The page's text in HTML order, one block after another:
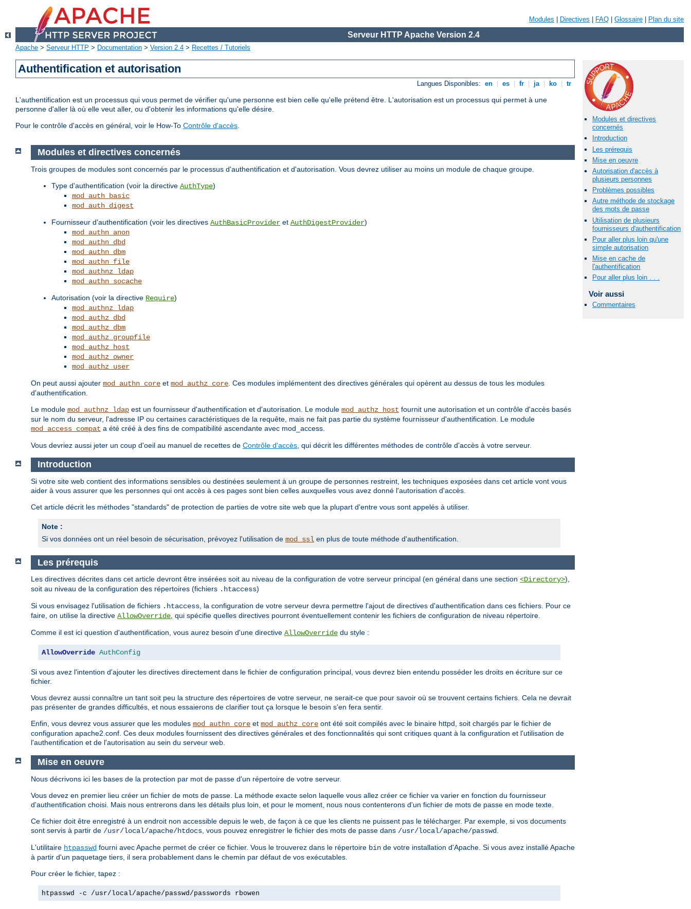
Modules Directives FAQ Glossaire Plan du site
Serveur HTTP Apache Version 2.4
Apache > Serveur HTTP > Documentation > Version 2.4 > Recettes / Tutoriels
Authentification et autorisation
Langues Disponibles: en es fr ja ko tr
L'authentification est un processus qui vous permet de vérifier qu'une personne est bien celle qu'elle prétend être. L'autorisation est un processus qui permet à une
personne d'aller là où elle veut aller, ou d'obtenir les informations qu'elle désire.
Pour le contrôle d'accès en général, voir le How-To Contrôle d'accès.
Modules et directives
concernés
Introduction
Les prérequis
Mise en oeuvre
Autorisation d'accès à
plusieurs personnes
Problèmes possibles
Autre méthode de stockage
des mots de passe
Utilisation de plusieurs
fournisseurs d'authentification
Pour aller plus loin qu'une
simple autorisation
Mise en cache de
l'authentification
Pour aller plus loin . . .
Voir aussi
Commentaires
Modules et directives concernés
Trois groupes de modules sont concernés par le processus d'authentification et d'autorisation. Vous devrez utiliser au moins un module de chaque groupe.
Type d'authentification (voir la directive AuthType)
mod_auth_basic
mod_auth_digest
Fournisseur d'authentification (voir les directives AuthBasicProvider et AuthDigestProvider)
mod_authn_anon
mod_authn_dbd
mod_authn_dbm
mod_authn_file
mod_authnz_ldap
mod_authn_socache
Autorisation (voir la directive Require)
mod_authnz_ldap
mod_authz_dbd
mod_authz_dbm
mod_authz_groupfile
mod_authz_host
mod_authz_owner
mod_authz_user
On peut aussi ajouter mod_authn_core et mod_authz_core . Ces modules implémentent des directives générales qui opèrent au dessus de tous les modules
d'authentification.
Le module mod_authnz_ldap est un fournisseur d'authentification et d'autorisation. Le module mod_authz_host fournit une autorisation et un contrôle d'accès basés
sur le nom du serveur, l'adresse IP ou certaines caractéristiques de la requête, mais ne fait pas partie du système fournisseur d'authentification. Le module
mod_access_compat a été créé à des fins de compatibilité ascendante avec mod_access.
Vous devriez aussi jeter un coup d'oeil au manuel de recettes de Contrôle d'accès , qui décrit les différentes méthodes de contrôle d'accès à votre serveur.
Introduction
Si votre site web contient des informations sensibles ou destinées seulement à un groupe de personnes restreint, les techniques exposées dans cet article vont vous
aider à vous assurer que les personnes qui ont accès à ces pages sont bien celles auxquelles vous avez donné l'autorisation d'accès.
Cet article décrit les méthodes "standards" de protection de parties de votre site web que la plupart d'entre vous sont appelés à utiliser.
Note :
Si vos données ont un réel besoin de sécurisation, prévoyez l'utilisation de mod_ssl en plus de toute méthode d'authentification.
Les prérequis
Les directives décrites dans cet article devront être insérées soit au niveau de la configuration de votre serveur principal (en général dans une section <Directory>),
soit au niveau de la configuration des répertoires (fichiers .htaccess)
Si vous envisagez l'utilisation de fichiers .htaccess, la configuration de votre serveur devra permettre l'ajout de directives d'authentification dans ces fichiers. Pour ce
faire, on utilise la directive AllowOverride, qui spécifie quelles directives pourront éventuellement contenir les fichiers de configuration de niveau répertoire.
Comme il est ici question d'authentification, vous aurez besoin d'une directive AllowOverride du style :
AllowOverride AuthConfig
Si vous avez l'intention d'ajouter les directives directement dans le fichier de configuration principal, vous devrez bien entendu posséder les droits en écriture sur ce
fichier.
Vous devrez aussi connaître un tant soit peu la structure des répertoires de votre serveur, ne serait-ce que pour savoir où se trouvent certains fichiers. Cela ne devrait
pas présenter de grandes difficultés, et nous essaierons de clarifier tout ça lorsque le besoin s'en fera sentir.
Enfin, vous devrez vous assurer que les modules mod_authn_core et mod_authz_core ont été soit compilés avec le binaire httpd, soit chargés par le fichier de
configuration apache2.conf. Ces deux modules fournissent des directives générales et des fonctionnalités qui sont critiques quant à la configuration et l'utilisation de
l'authentification et de l'autorisation au sein du serveur web.
Mise en oeuvre
Nous décrivons ici les bases de la protection par mot de passe d'un répertoire de votre serveur.
Vous devez en premier lieu créer un fichier de mots de passe. La méthode exacte selon laquelle vous allez créer ce fichier va varier en fonction du fournisseur
d'authentification choisi. Mais nous entrerons dans les détails plus loin, et pour le moment, nous nous contenterons d'un fichier de mots de passe en mode texte.
Ce fichier doit être enregistré à un endroit non accessible depuis le web, de façon à ce que les clients ne puissent pas le télécharger. Par exemple, si vos documents
sont servis à partir de /usr/local/apache/htdocs , vous pouvez enregistrer le fichier des mots de passe dans /usr/local/apache/passwd
L'utilitaire htpasswd fourni avec Apache permet de créer ce fichier. Vous le trouverez dans le répertoire bin de votre installation d'Apache. Si vous avez installé Apache
à partir d'un paquetage tiers, il sera probablement dans le chemin par défaut de vos exécutables.
Pour créer le fichier, tapez :
htpasswd -c /usr/local/apache/passwd/passwords rbowen